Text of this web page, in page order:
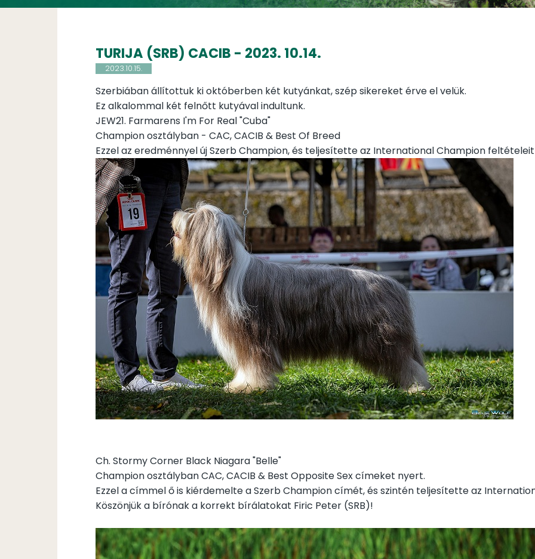
TURIJA (SRB) CACIB - 2023. 10.14.
2023.10.15.
Szerbiában állítottuk ki októberben két kutyánkat, szép sikereket érve el velük.
Ez alkalommal két felnőtt kutyával indultunk.
JEW21. Farmarens I'm For Real "Cuba"
Champion osztályban - CAC, CACIB & Best Of Breed
Ezzel az eredménnyel új Szerb Champion, és teljesítette az International Champion
Ch. Stormy Corner Black Niagara "Belle"
Champion osztályban CAC, CACIB & Best Opposite Sex címeket nyert.
Ezzel a címmel ő is kiérdemelte a Szerb Champion címét, és szintén teljesítette az
Köszönjük a bírónak a korrekt bírálatokat Firic Peter (SRB)!